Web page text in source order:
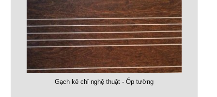
Gạch kẻ chỉ nghệ thuật - Ốp tường